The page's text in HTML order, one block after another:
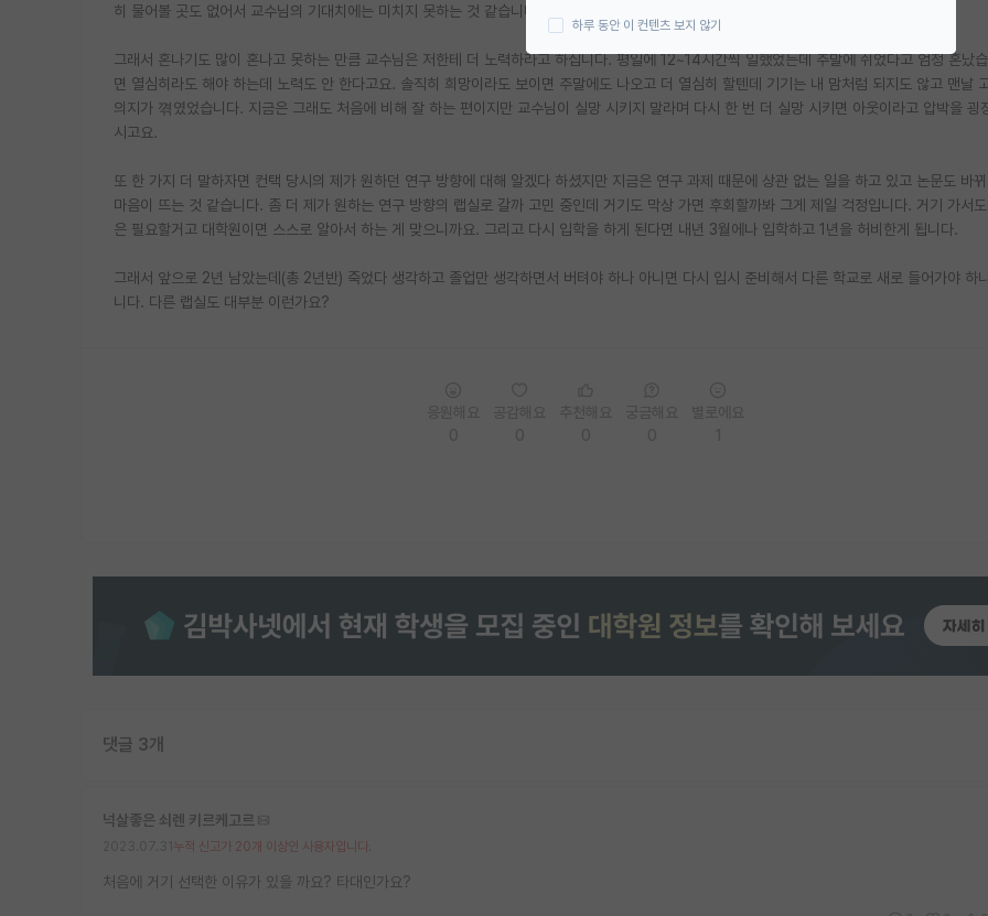
히 물어볼 곳도 없어서 교수님의 기대치에는 미치지 못하는 것 같습니다.
그래서 혼나기도 많이 혼나고 못하는 만큼 교수님은 저한테 더 노력하라고 하십니다. 평일에 12~14시간씩 일했었는데 주말에 쉬었다고 엄청 혼났
면 열심히라도 해야 하는데 노력도 안 한다고요. 솔직히 희망이라도 보이면 주말에도 나오고 더 열심히 할텐데 기기는 내 맘처럼 되지도 않고 맨날
의지가 껶였었습니다. 지금은 그래도 처음에 비해 잘 하는 편이지만 교수님이 실망 시키지 말라며 다시 한 번 더 실망 시키면 아웃이라고 압박을 굉
시고요.
또 한 가지 더 말하자면 컨택 당시의 제가 원하던 연구 방향에 대해 알겠다 하셨지만 지금은 연구 과제 때문에 상관 없는 일을 하고 있고 논문도 바
마음이 뜨는 것 같습니다. 좀 더 제가 원하는 연구 방향의 랩실로 갈까 고민 중인데 거기도 막상 가면 후회할까봐 그게 제일 걱정입니다. 거기 가서
은 필요할거고 대학원이면 스스로 알아서 하는 게 맞으니까요. 그리고 다시 입학을 하게 된다면 내년 3월에나 입학하고 1년을 허비한게 됩니다.
그래서 앞으로 2년 남았는데(총 2년반) 죽었다 생각하고 졸업만 생각하면서 버텨야 하나 아니면 다시 입시 준비해서 다른 학교로 새로 들어가야 하
니다. 다른 랩실도 대부분 이런가요?
댓글 3개
넉살좋은 쇠렌 키르케고르
누적 신고가 20개 이상인 사용자입니다.
처음에 거기 선택한 이유가 있을 까요? 타대인가요?
하루 동안 이 컨텐츠 보지 않기